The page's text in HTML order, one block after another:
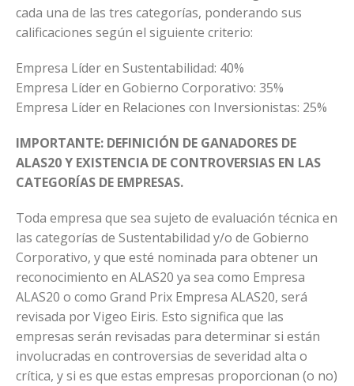
cada una de las tres categorías, ponderando sus
calificaciones según el siguiente criterio:
Empresa Líder en Sustentabilidad: 40%
Empresa Líder en Gobierno Corporativo: 35%
Empresa Líder en Relaciones con Inversionistas: 25%
IMPORTANTE: DEFINICIÓN DE GANADORES DE
ALAS20 Y EXISTENCIA DE CONTROVERSIAS EN LAS
CATEGORÍAS DE EMPRESAS.
Toda empresa que sea sujeto de evaluación técnica en
las categorías de Sustentabilidad y/o de Gobierno
Corporativo, y que esté nominada para obtener un
reconocimiento en ALAS20 ya sea como Empresa
ALAS20 o como Grand Prix Empresa ALAS20, será
revisada por Vigeo Eiris. Esto significa que las
empresas serán revisadas para determinar si están
involucradas en controversias de severidad alta o
crítica, y si es que estas empresas proporcionan (o no)